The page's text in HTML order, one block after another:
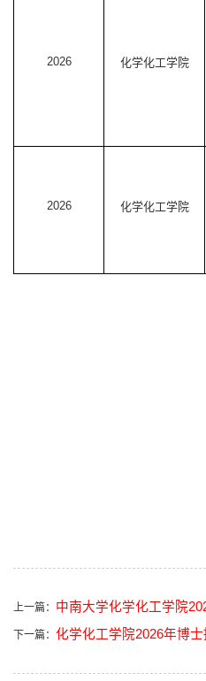
2026 化学化工学院
2026 化学化工学院
化
上一篇： 中南大学化学化工学院
下一篇： 化学化工学院2026年博